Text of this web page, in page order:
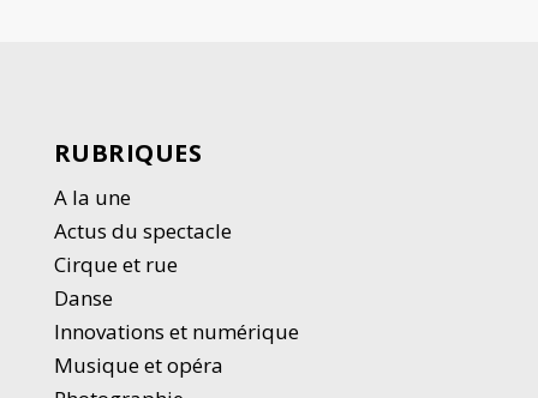
RUBRIQUES
A la une
Actus du spectacle
Cirque et rue
Danse
Innovations et numérique
Musique et opéra